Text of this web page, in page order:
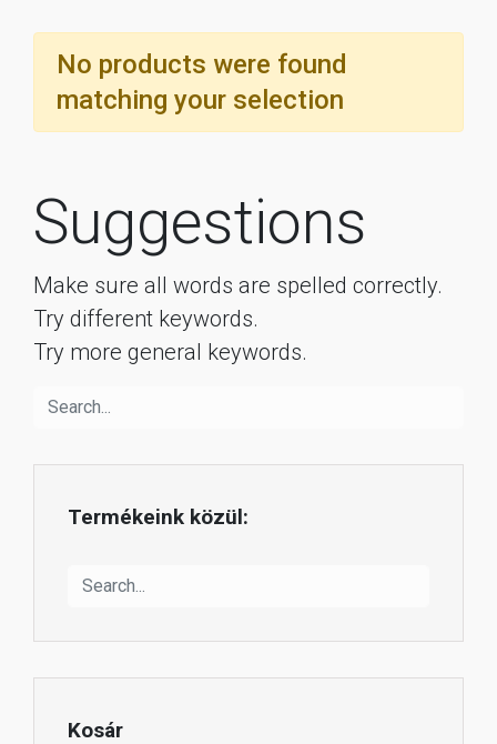
No products were found
matching your selection
Suggestions
Make sure all words are spelled correctly.
Try different keywords.
Try more general keywords.
Termékeink közül:
Kosár